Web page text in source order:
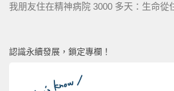
我朋友住在精神病院 3000 多天：生命從
認識永續發展，鎖定專欄！